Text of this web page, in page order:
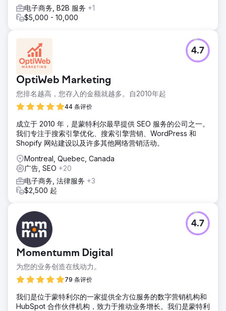
电子商务, B2B 服务 +1
$5,000 - 10,000
OptiWeb Marketing
您排名越高，您存入的金额就越多。自2010年起
44 条评价
4.7
成立于 2010 年，是蒙特利尔最早提供 SEO 服务的公司之一。
我们专注于搜索引擎优化、搜索引擎营销、WordPress 和
Shopify 网站建设以及许多其他网络营销活动。
Montreal, Quebec, Canada
广告, SEO +20
电子商务, 法律服务 +3
$2,500 起
Momentumm Digital
为您的业务创造在线动力。
79 条评价
4.7
我们是位于蒙特利尔的一家提供全方位服务的数字营销机构和
HubSpot 合作伙伴机构，致力于推动业务增长。我们是蒙特利